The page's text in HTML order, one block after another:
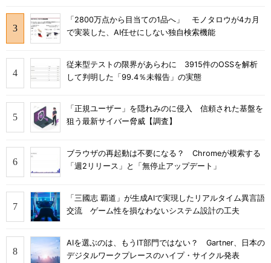
「2800万点から目当ての1品へ」 モノタロウが4カ月
で実装した、AI任せにしない独自検索機能
従来型テストの限界があらわに 3915件のOSSを解析
して判明した「99.4％未報告」の実態
「正規ユーザー」を隠れみのに侵入 信頼された基盤を
狙う最新サイバー脅威【調査】
ブラウザの再起動は不要になる？ Chromeが模索する
「週2リリース」と「無停止アップデート」
「三國志 覇道」が生成AIで実現したリアルタイム異言語
交流 ゲーム性を損なわないシステム設計の工夫
AIを選ぶのは、もうIT部門ではない？ Gartner、日本の
デジタルワークプレースのハイプ・サイクル発表